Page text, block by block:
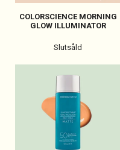
COLORSCIENCE MORNING
GLOW ILLUMINATOR
Slutsåld